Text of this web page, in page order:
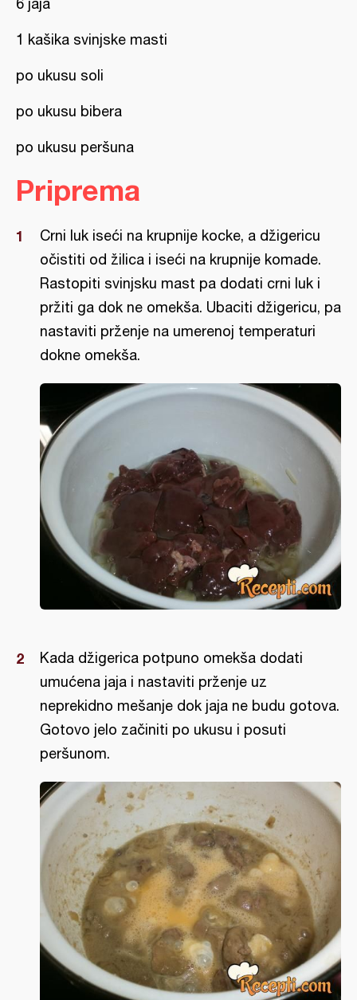
6 jaja
1 kašika svinjske masti
po ukusu soli
po ukusu bibera
po ukusu peršuna
Priprema
Crni luk iseći na krupnije kocke, a džigericu
očistiti od žilica i iseći na krupnije komade.
Rastopiti svinjsku mast pa dodati crni luk i
pržiti ga dok ne omekša. Ubaciti džigericu, pa
nastaviti prženje na umerenoj temperaturi
dokne omekša.
Kada džigerica potpuno omekša dodati
umućena jaja i nastaviti prženje uz
neprekidno mešanje dok jaja ne budu gotova.
Gotovo jelo začiniti po ukusu i posuti
peršunom.